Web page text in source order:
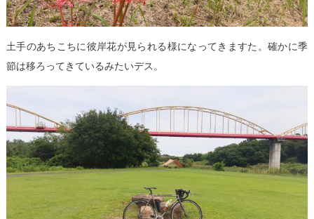
土手のあちこちに彼岸花が見られる様になってきますた。確かに季
節は移ろってきているみたいデス。